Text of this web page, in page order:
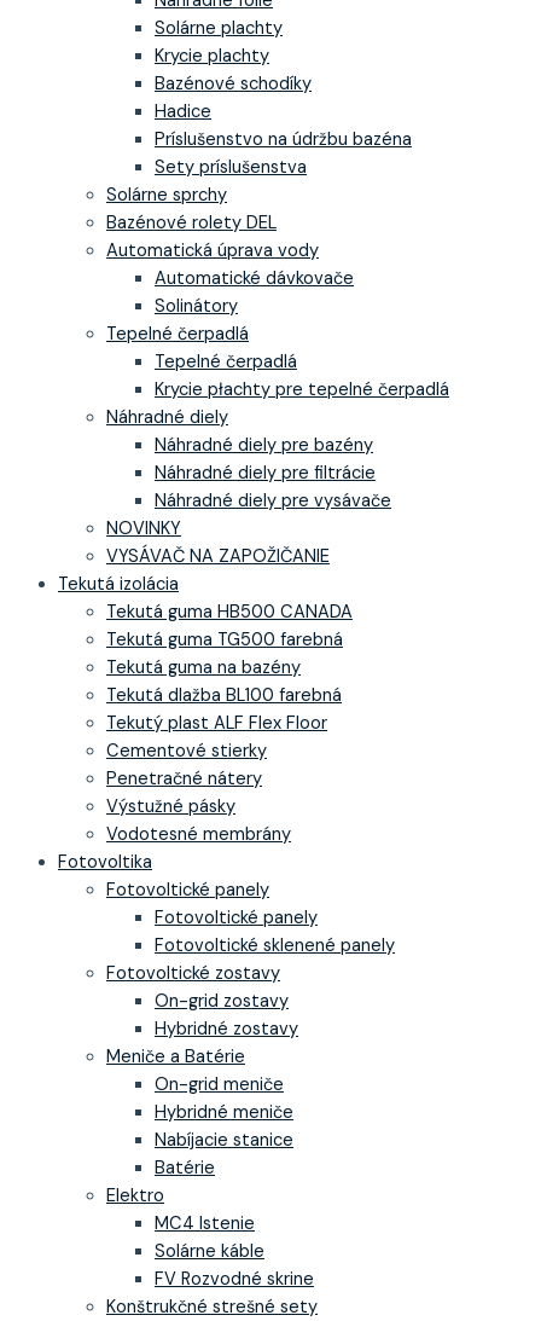
Solárne plachty
Krycie plachty
Bazénové schodíky
Hadice
Príslušenstvo na údržbu bazéna
Sety príslušenstva
Solárne sprchy
Bazénové rolety DEL
Automatická úprava vody
Automatické dávkovače
Solinátory
Tepelné čerpadlá
Tepelné čerpadlá
Krycie płachty pre tepelné čerpadlá
Náhradné diely
Náhradné diely pre bazény
Náhradné diely pre filtrácie
Náhradné diely pre vysávače
NOVINKY
VYSÁVAČ NA ZAPOŽIČANIE
Tekutá izolácia
Tekutá guma HB500 CANADA
Tekutá guma TG500 farebná
Tekutá guma na bazény
Tekutá dlažba BL100 farebná
Tekutý plast ALF Flex Floor
Cementové stierky
Penetračné nátery
Výstužné pásky
Vodotesné membrány
Fotovoltika
Fotovoltické panely
Fotovoltické panely
Fotovoltické sklenené panely
Fotovoltické zostavy
On-grid zostavy
Hybridné zostavy
Meniče a Batérie
On-grid meniče
Hybridné meniče
Nabíjacie stanice
Batérie
Elektro
MC4 Istenie
Solárne káble
FV Rozvodné skrine
Konštrukčné strešné sety